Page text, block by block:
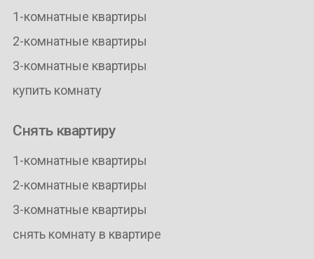
1-комнатные квартиры
2-комнатные квартиры
3-комнатные квартиры
купить комнату
Снять квартиру
1-комнатные квартиры
2-комнатные квартиры
3-комнатные квартиры
снять комнату в квартире